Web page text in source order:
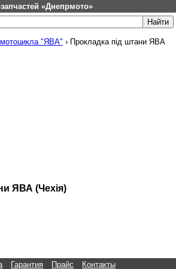
«Днепрмото»
"ЯВА" › Прокладка під штани ЯВА
ЯВА (Чехія)
Гарантия Прайс
Контакты